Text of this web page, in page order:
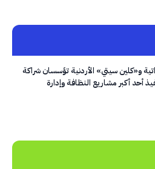
و«كلين سيتي» الأردنية تؤسسان شراكة
أحد أكبر مشاريع النظافة وإدارة